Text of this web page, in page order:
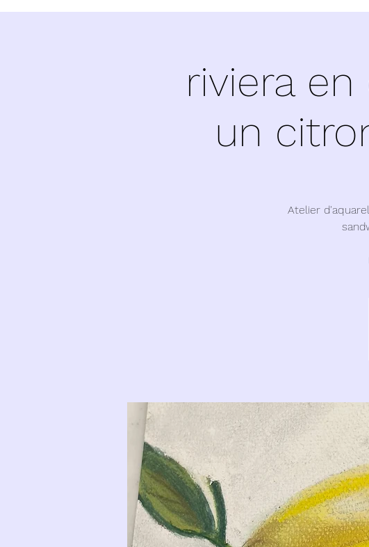
riviera
un
Atelier